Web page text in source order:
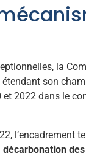
la
étendant son
et 2022 dans le
l’encadrement
décarbonation